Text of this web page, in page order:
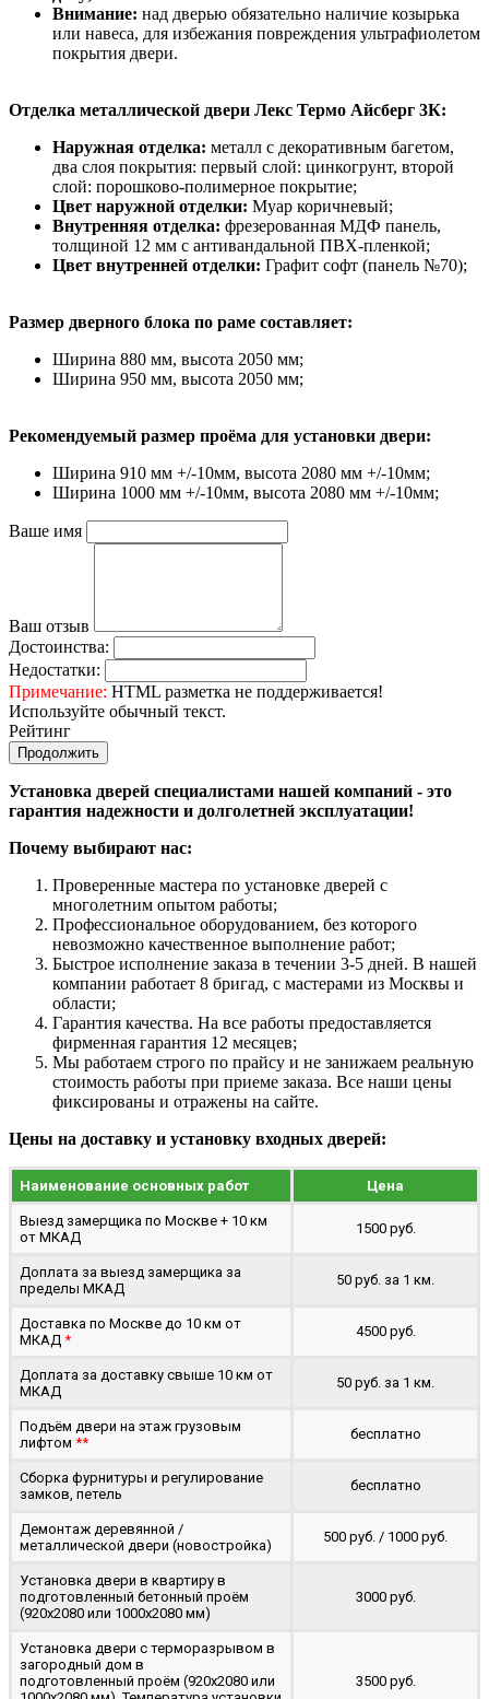
Внимание: над дверью обязательно наличие козырька
или навеса, для избежания повреждения ультрафиолетом
покрытия двери.
Отделка металлической двери Лекс Термо Айсберг 3К:
Наружная отделка: металл с декоративным багетом,
два слоя покрытия: первый слой: цинкогрунт, второй
слой: порошково-полимерное покрытие;
Цвет наружной отделки: Муар коричневый;
Внутренняя отделка: фрезерованная МДФ панель,
толщиной 12 мм с антивандальной ПВХ-пленкой;
Цвет внутренней отделки: Графит софт (панель №70);
Размер дверного блока по раме составляет:
Ширина 880 мм, высота 2050 мм;
Ширина 950 мм, высота 2050 мм;
Рекомендуемый размер проёма для установки двери:
Ширина 910 мм +/-10мм, высота 2080 мм +/-10мм;
Ширина 1000 мм +/-10мм, высота 2080 мм +/-10мм;
Ваше имя
Ваш отзыв
Достоинства:
Недостатки:
Примечание: HTML разметка не поддерживается!
Используйте обычный текст.
Рейтинг
Продолжить
Установка дверей специалистами нашей компаний - это
гарантия надежности и долголетней эксплуатации!
Почему выбирают нас:
Проверенные мастера по установке дверей с
многолетним опытом работы;
Профессиональное оборудованием, без которого
невозможно качественное выполнение работ;
Быстрое исполнение заказа в течении 3-5 дней. В нашей
компании работает 8 бригад, с мастерами из Москвы и
области;
Гарантия качества. На все работы предоставляется
фирменная гарантия 12 месяцев;
Мы работаем строго по прайсу и не занижаем реальную
стоимость работы при приеме заказа. Все наши цены
фиксированы и отражены на сайте.
Цены на доставку и установку входных дверей:
Наименование основных работ Цена
Выезд замерщика по Москве + 10 км
от МКАД
1500 руб.
Доплата за выезд замерщика за
пределы МКАД
50 руб. за 1 км.
Доставка по Москве до 10 км от
МКАД *
4500 руб.
Доплата за доставку свыше 10 км от
МКАД
50 руб. за 1 км.
Подъём двери на этаж грузовым
лифтом **
бесплатно
Сборка фурнитуры и регулирование
замков, петель
бесплатно
Демонтаж деревянной /
металлической двери (новостройка)
500 руб. / 1000 руб.
Установка двери в квартиру в
подготовленный бетонный проём
(920x2080 или 1000x2080 мм)
3000 руб.
Установка двери с терморазрывом в
загородный дом в
подготовленный проём (920x2080 или
3500 руб.